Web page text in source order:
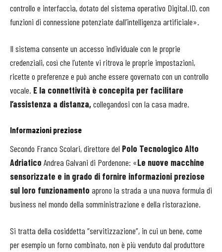
controllo e interfaccia, dotato del sistema operativo Digital.ID, con
funzioni di connessione potenziate dall’intelligenza artificiale».
Il sistema consente un accesso individuale con le proprie
credenziali, così che l’utente vi ritrova le proprie impostazioni,
ricette o preferenze e può anche essere governato con un controllo
vocale. E la connettività è concepita per facilitare
l’assistenza a distanza,collegandosi con la casa madre.
Informazioni preziose
Secondo Franco Scolari, direttore del Polo Tecnologico Alto
Adriatico Andrea Galvani di Pordenone: «Le nuove macchine
sensorizzate e in grado di fornire informazioni preziose
sul loro funzionamento aprono la strada a una nuova formula di
business nel mondo della somministrazione e della ristorazione.
Si tratta della cosiddetta “servitizzazione”, in cui un bene, come
per esempio un forno combinato, non è più venduto dal produttore